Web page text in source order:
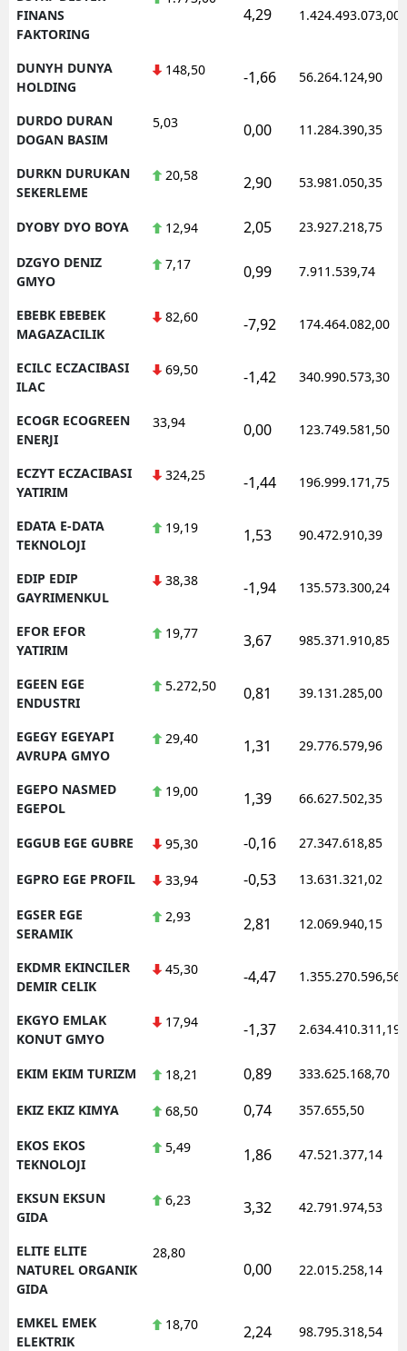
FINANS
FAKTORING
4,29 1.424.493.073,00
DUNYH DUNYA
HOLDING
148,50 -1,66 56.264.124,90
DURDO DURAN
DOGAN BASIM
5,03 0,00 11.284.390,35
DURKN DURUKAN
SEKERLEME
20,58 2,90 53.981.050,35
DYOBY DYO BOYA 12,94 2,05 23.927.218,75
DZGYO DENIZ
GMYO
7,17 0,99 7.911.539,74
EBEBK EBEBEK
MAGAZACILIK
82,60 -7,92 174.464.082,00
ECILC ECZACIBASI
ILAC
69,50 -1,42 340.990.573,30
ECOGR ECOGREEN
ENERJI
33,94 0,00 123.749.581,50
ECZYT ECZACIBASI
YATIRIM
324,25 -1,44 196.999.171,75
EDATA E-DATA
TEKNOLOJI
19,19 1,53 90.472.910,39
EDIP EDIP
GAYRIMENKUL
38,38 -1,94 135.573.300,24
EFOR EFOR
YATIRIM
19,77 3,67 985.371.910,85
EGEEN EGE
ENDUSTRI
5.272,50 0,81 39.131.285,00
EGEGY EGEYAPI
AVRUPA GMYO
29,40 1,31 29.776.579,96
EGEPO NASMED
EGEPOL
19,00 1,39 66.627.502,35
EGGUB EGE GUBRE 95,30 -0,16 27.347.618,85
EGPRO EGE PROFIL 33,94 -0,53 13.631.321,02
EGSER EGE
SERAMIK
2,93 2,81 12.069.940,15
EKDMR EKINCILER
DEMIR CELIK
45,30 -4,47 1.355.270.596,56
EKGYO EMLAK
KONUT GMYO
17,94 -1,37 2.634.410.311,19
EKIM EKIM TURIZM 18,21 0,89 333.625.168,70
EKIZ EKIZ KIMYA 68,50 0,74 357.655,50
EKOS EKOS
TEKNOLOJI
5,49 1,86 47.521.377,14
EKSUN EKSUN
GIDA
6,23 3,32 42.791.974,53
ELITE ELITE
NATUREL ORGANIK
GIDA
28,80
0,00 22.015.258,14
EMKEL EMEK
ELEKTRIK
18,70 2,24 98.795.318,54